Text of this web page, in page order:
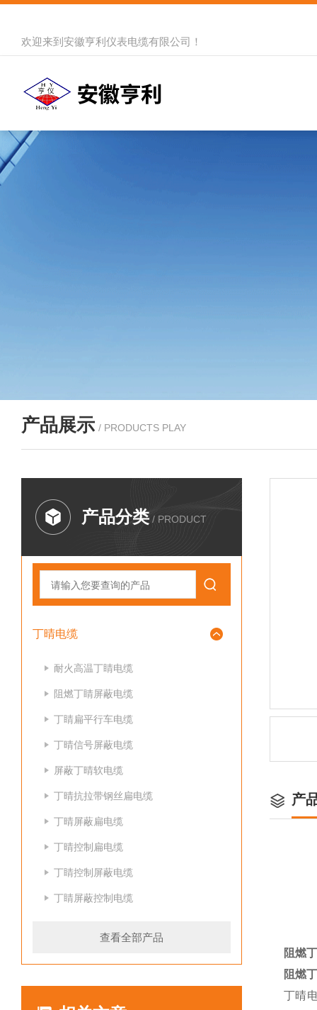
欢迎来到 安徽亨利仪表电缆有限公司 ！
产品展示 / PRODUCTS PLAY
产品分类 / PRODUCT
丁晴电缆
耐火高温丁睛电缆
阻燃丁睛屏蔽电缆
丁睛扁平行车电缆
丁晴信号屏蔽电缆
屏蔽丁晴软电缆
丁晴抗拉带钢丝扁电缆
丁晴屏蔽扁电缆
丁晴控制扁电缆
丁睛控制屏蔽电缆
丁睛屏蔽控制电缆
查看全部产品
产
阻燃
阻燃
丁晴